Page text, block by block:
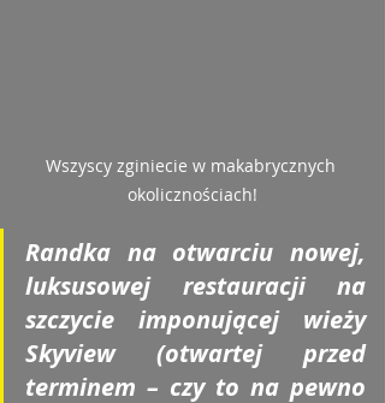
Wszyscy zginiecie w makabrycznych
okolicznościach!
Randka na otwarciu nowej,
luksusowej restauracji na
szczycie imponującej wieży
Skyview (otwartej przed
terminem – czy to na pewno